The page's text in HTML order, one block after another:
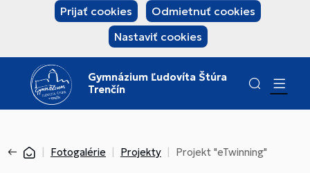
Prijať cookies
Odmietnuť cookies
Nastaviť cookies
Gymnázium Ľudovíta Štúra
Trenčín
Fotogalérie Projekty Projekt "eTwinning"